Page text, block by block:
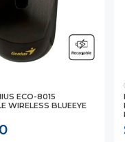
ECO-8015
WIRELESS BLUEEYE